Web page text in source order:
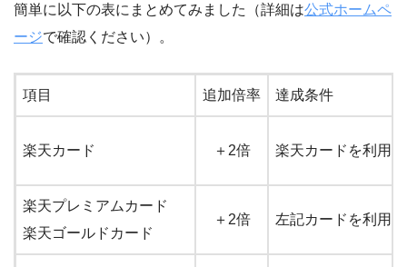
簡単に以下の表にまとめてみました（詳細は公式ホームペ
ージで確認ください）。
項目 追加倍率 達成条件
楽天カード ＋2倍 楽天カードを利用
楽天プレミアムカード
楽天ゴールドカード
＋2倍 左記カードを利用